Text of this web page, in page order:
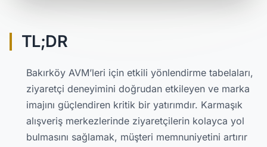
TL;DR
Bakırköy AVM’leri için etkili yönlendirme tabelaları,
ziyaretçi deneyimini doğrudan etkileyen ve marka
imajını güçlendiren kritik bir yatırımdır. Karmaşık
alışveriş merkezlerinde ziyaretçilerin kolayca yol
bulmasını sağlamak, müşteri memnuniyetini artırır